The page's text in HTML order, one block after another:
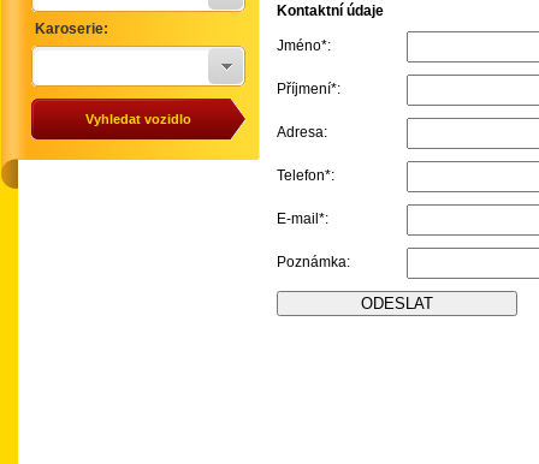
Karoserie:
Kontaktní údaje
Jméno*:
Příjmení*:
Adresa:
Telefon*:
E-mail*:
Poznámka: